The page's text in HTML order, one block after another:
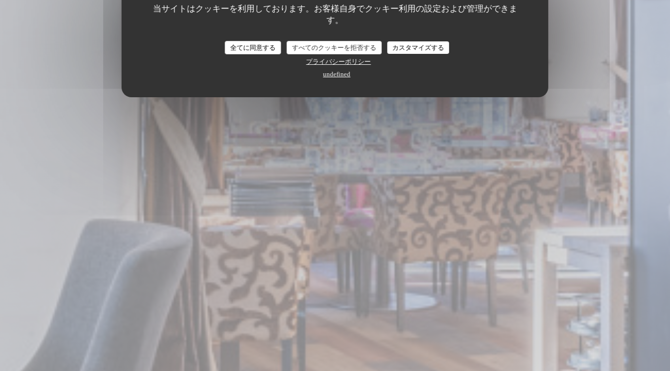
当サイトはクッキーを利用しております。お客様自身でクッキー利用の設定および管理ができま
す。
全てに同意する すべてのクッキーを拒否する
カスタマイズする
プライバシーポリシー
undefined
BISTRONOMIEDÉCONTRACTÉE
La Table Des Lys